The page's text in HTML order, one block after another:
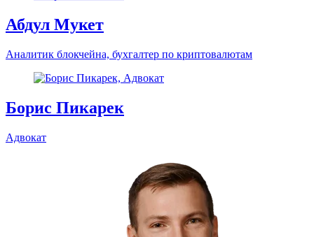
Старший налоговый специалист, LL.M. Tax
Абдул Мукет
Аналитик блокчейна, бухгалтер по криптовалютам